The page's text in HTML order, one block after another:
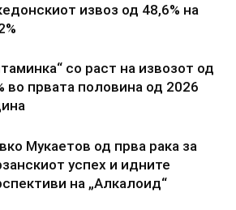
извоз од 48,6% на
со раст на извозот од
во првата половина од 2026
Мукаетов од прва рака за
успех и идните
на „Алкалоид“